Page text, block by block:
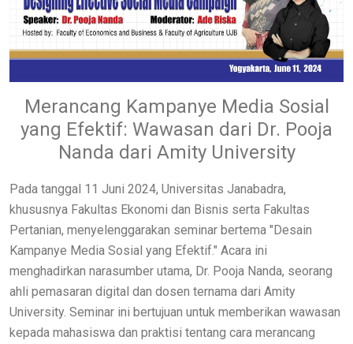
Merancang Kampanye Media Sosial
yang Efektif: Wawasan dari Dr. Pooja
Nanda dari Amity University
Pada tanggal 11 Juni 2024, Universitas Janabadra,
khususnya Fakultas Ekonomi dan Bisnis serta Fakultas
Pertanian, menyelenggarakan seminar bertema "Desain
Kampanye Media Sosial yang Efektif." Acara ini
menghadirkan narasumber utama, Dr. Pooja Nanda, seorang
ahli pemasaran digital dan dosen ternama dari Amity
University. Seminar ini bertujuan untuk memberikan wawasan
kepada mahasiswa dan praktisi tentang cara merancang